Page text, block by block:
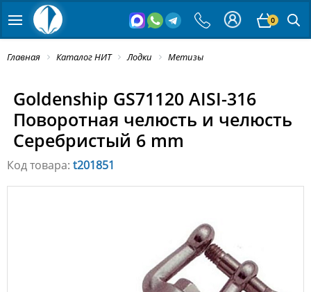
0
Главная Каталог НИТ Лодки Метизы
Goldenship GS71120 AISI-316
Поворотная челюсть и челюсть
Серебристый 6 mm
Код товара: t201851